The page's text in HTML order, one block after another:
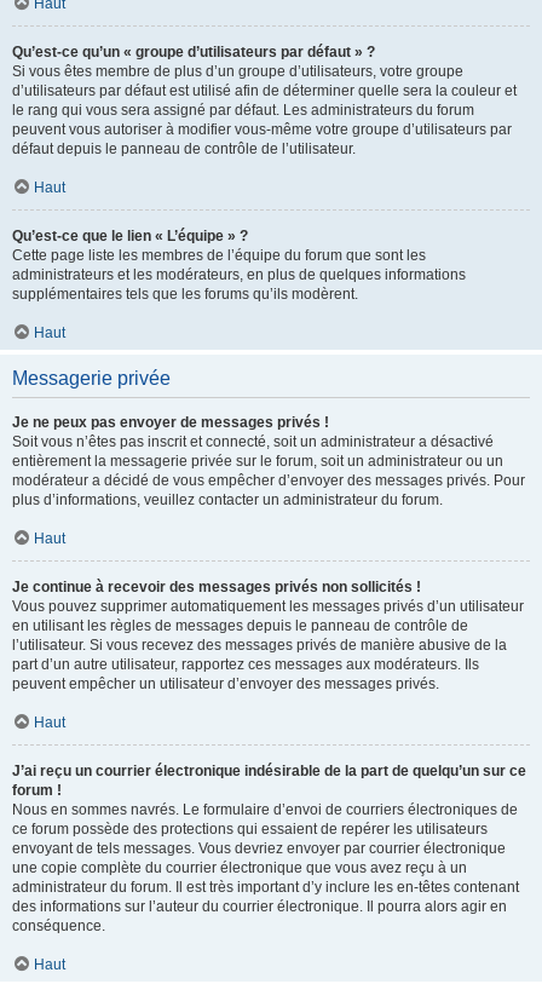
Haut
Qu’est-ce qu’un « groupe d’utilisateurs par défaut » ?
Si vous êtes membre de plus d’un groupe d’utilisateurs, votre groupe
d’utilisateurs par défaut est utilisé afin de déterminer quelle sera la couleur et
le rang qui vous sera assigné par défaut. Les administrateurs du forum
peuvent vous autoriser à modifier vous-même votre groupe d’utilisateurs par
défaut depuis le panneau de contrôle de l’utilisateur.
Haut
Qu’est-ce que le lien « L’équipe » ?
Cette page liste les membres de l’équipe du forum que sont les
administrateurs et les modérateurs, en plus de quelques informations
supplémentaires tels que les forums qu’ils modèrent.
Haut
Messagerie privée
Je ne peux pas envoyer de messages privés !
Soit vous n’êtes pas inscrit et connecté, soit un administrateur a désactivé
entièrement la messagerie privée sur le forum, soit un administrateur ou un
modérateur a décidé de vous empêcher d’envoyer des messages privés. Pour
plus d’informations, veuillez contacter un administrateur du forum.
Haut
Je continue à recevoir des messages privés non sollicités !
Vous pouvez supprimer automatiquement les messages privés d’un utilisateur
en utilisant les règles de messages depuis le panneau de contrôle de
l’utilisateur. Si vous recevez des messages privés de manière abusive de la
part d’un autre utilisateur, rapportez ces messages aux modérateurs. Ils
peuvent empêcher un utilisateur d’envoyer des messages privés.
Haut
J’ai reçu un courrier électronique indésirable de la part de quelqu’un sur ce
forum !
Nous en sommes navrés. Le formulaire d’envoi de courriers électroniques de
ce forum possède des protections qui essaient de repérer les utilisateurs
envoyant de tels messages. Vous devriez envoyer par courrier électronique
une copie complète du courrier électronique que vous avez reçu à un
administrateur du forum. Il est très important d’y inclure les en-têtes contenant
des informations sur l’auteur du courrier électronique. Il pourra alors agir en
conséquence.
Haut